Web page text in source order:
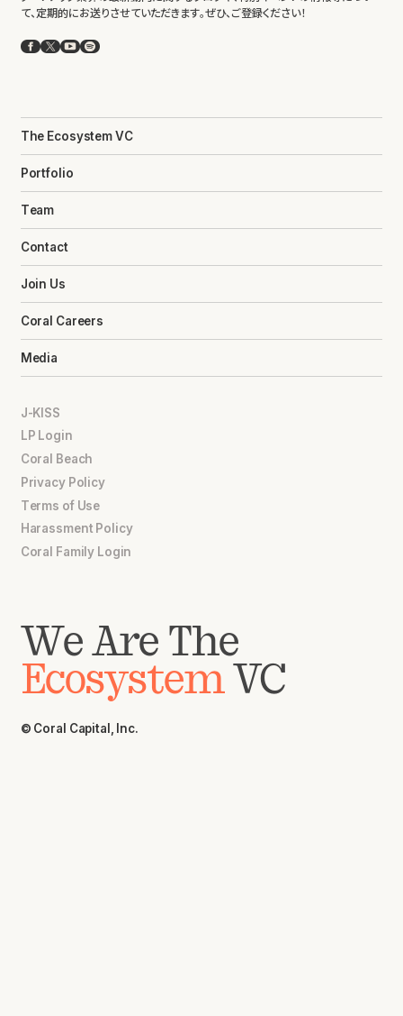
て、定期的にお送りさせていただきます。ぜひ、ご登録ください！
Facebook
X YouTube
Spotify
The Ecosystem VC
Portfolio
Team
Contact
Join Us
Coral Careers
Media
J-KISS
LP Login
Coral Beach
Privacy Policy
Terms of Use
Harassment Policy
Coral Family Login
We Are The
EcosystemVC
© Coral Capital, Inc.